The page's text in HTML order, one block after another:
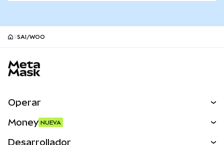
SAI/WOO
Operar
Money NUEVA
Desarrollador